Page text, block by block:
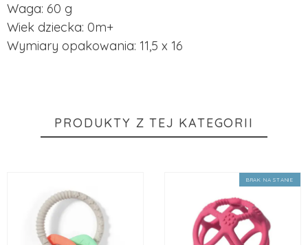
Waga: 60 g
Wiek dziecka: 0m+
Wymiary opakowania: 11,5 x 16
PRODUKTY Z TEJ KATEGORII
BRAK NA STANIE